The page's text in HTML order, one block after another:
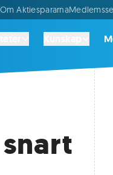
Om Aktiespararna